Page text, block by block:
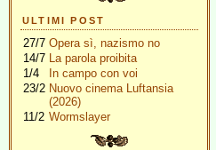
ULTIMI POST
27/7 Opera sì, nazismo no
14/7 La parola proibita
1/4
In campo con voi
23/2 Nuovo cinema Luftansia
(2026)
11/2 Wormslayer